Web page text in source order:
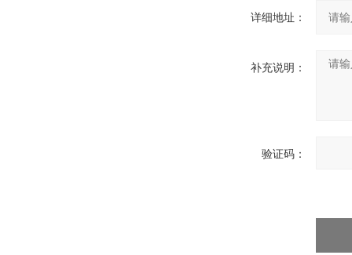
详细地址：
补充说明：
验证码：